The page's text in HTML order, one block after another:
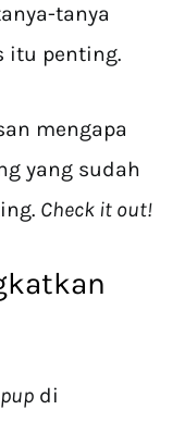
tanya
itu penting.
mengapa
yang sudah
Check it out!
di